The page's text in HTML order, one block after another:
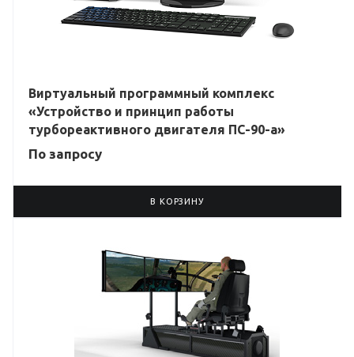
Виртуальный программный комплекс
«Устройство и принцип работы
турбореактивного двигателя ПС-90-а»
По запросу
В КОРЗИНУ